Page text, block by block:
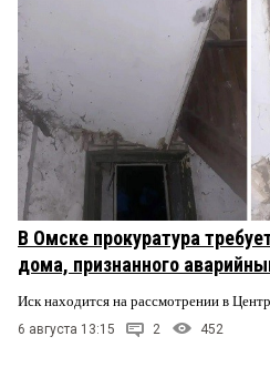
В Омске прокуратура
дома, признанного
Иск находится на рассмотрении в
6 августа 13:15 2 452